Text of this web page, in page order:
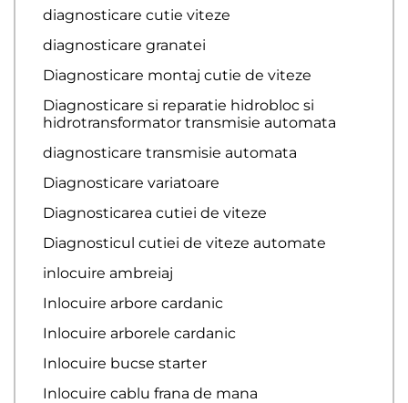
diagnosticare cutie viteze
diagnosticare granatei
Diagnosticare montaj cutie de viteze
Diagnosticare si reparatie hidrobloc si
hidrotransformator transmisie automata
diagnosticare transmisie automata
Diagnosticare variatoare
Diagnosticarea cutiei de viteze
Diagnosticul cutiei de viteze automate
inlocuire ambreiaj
Inlocuire arbore cardanic
Inlocuire arborele cardanic
Inlocuire bucse starter
Inlocuire cablu frana de mana